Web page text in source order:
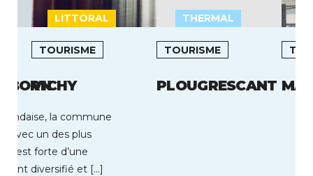
LITTORAL
BORN
landaise, la commune
avec un des plus
est forte d’une
diversifié et […]
THERMAL
TOURISME
VICHY
TOURISME
PLOUGRESCANT